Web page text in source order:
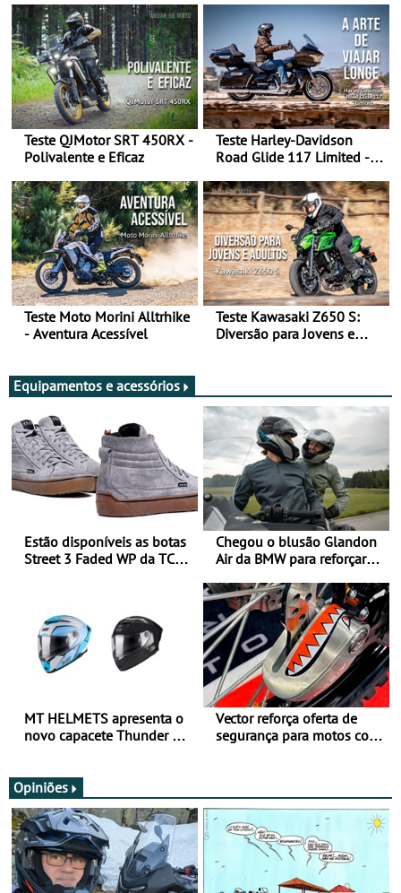
Teste QJMotor SRT 450RX -
Polivalente e Eficaz
Teste Harley-Davidson
Road Glide 117 Limited - A
Teste Moto Morini Alltrhike
- Aventura Acessível
Teste Kawasaki Z650 S:
Diversão para Jovens e
Equipamentos e acessórios
Estão disponíveis as botas
Street 3 Faded WP da TCX
Chegou o blusão Glandon
Air da BMW para reforçar
verão
MT HELMETS apresenta o
novo capacete Thunder 4 R
Vector reforça oferta de
segurança para motos com
Opiniões